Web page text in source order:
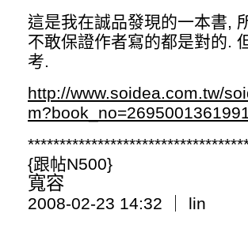
這是我在誠品發現的一本書,
不敢保證作者寫的都是對的.
考.
http://www.soidea.com.tw/
{跟帖N500}
寬容
2008-02-23 14:32 ｜ lin